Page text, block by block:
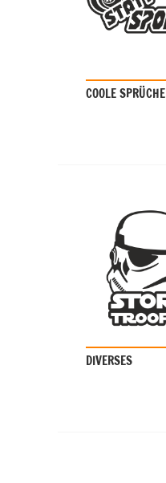
COOLE SPRÜCHE
DIVERSES